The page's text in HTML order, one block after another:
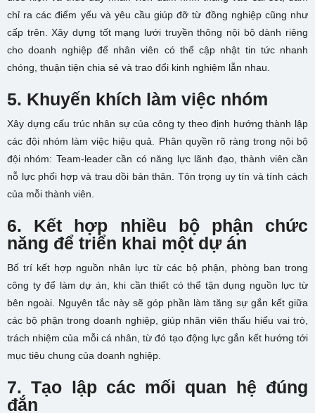
chỉ ra các điểm yếu và yêu cầu giúp đỡ từ đồng nghiệp cũng như
cấp trên. Xây dựng tốt mạng lưới truyền thông nội bộ dành riêng
cho doanh nghiệp để nhân viên có thể cập nhật tin tức nhanh
chóng, thuận tiện chia sẻ và trao đổi kinh nghiệm lẫn nhau.
5. Khuyến khích làm việc nhóm
Xây dựng cấu trúc nhân sự của công ty theo định hướng thành lập
các đội nhóm làm việc hiệu quả. Phân quyền rõ ràng trong nội bộ
đội nhóm: Team-leader cần có năng lực lãnh đạo, thành viên cần
nỗ lực phối hợp và trau dồi bản thân. Tôn trọng uy tín và tính cách
của mỗi thành viên.
6. Kết hợp nhiều bộ phận chức
năng để triển khai một dự án
Bố trí kết hợp nguồn nhân lực từ các bộ phận, phòng ban trong
công ty để làm dự án, khi cần thiết có thể tận dụng nguồn lực từ
bên ngoài. Nguyên tắc này sẽ góp phần làm tăng sự gắn kết giữa
các bộ phận trong doanh nghiệp, giúp nhân viên thấu hiểu vai trò,
trách nhiệm của mỗi cá nhân, từ đó tạo động lực gắn kết hướng tới
mục tiêu chung của doanh nghiệp.
7. Tạo lập các mối quan hệ đúng
đắn